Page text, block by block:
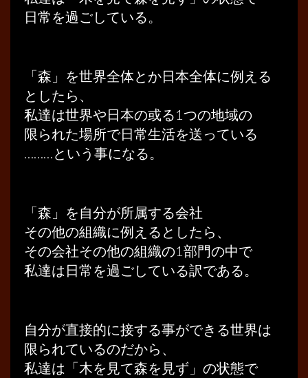
日常を過ごしている。
「森」を世界全体とか日本全体に例える
としたら、
私達は世界や日本の或る1つの地域の
限られた場所で日常生活を送っている
………という事になる。
「森」を自分が所属する会社
その他の組織に例えるとしたら、
その会社その他の組織の1部門の中で
私達は日常を過ごしている訳である。
自分が直接的に接する事ができる世界は
限られているのだから、
私達は「木を見て森を見ず」の状態で